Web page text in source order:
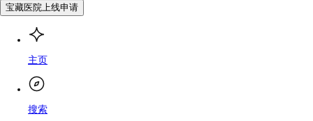
宝藏医院上线申请
主页
搜索